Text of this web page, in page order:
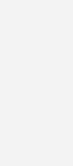
23. September